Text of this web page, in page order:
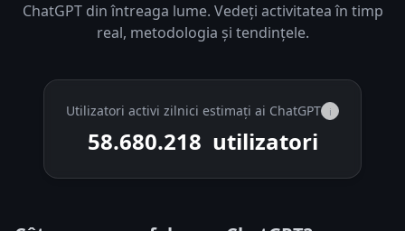
ChatGPT din întreaga lume. Vedeți activitatea în timp
real, metodologia și tendințele.
Utilizatori activi zilnici estimați ai ChatGPT i
58.680.218 utilizatori